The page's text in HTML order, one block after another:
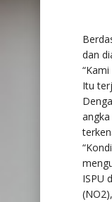
dan
Itu
ISPU